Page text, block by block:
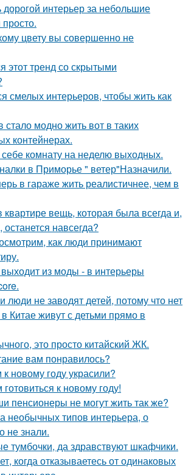
дорогой интерьер за небольшие
цвету вы совершенно не
этот тренд со скрытыми
смелых интерьеров, чтобы жить как
модно жить вот в таких
контейнерах.
комнату на неделю выходных.
в Приморье " ветер"Назначили.
в гараже жить реалистичнее, чем в
квартире вещь, которая была всегда и,
навсегда?
как люди принимают
из моды - в интерьеры
люди не заводят детей, потому что нет
Китае живут с детьми прямо в
это просто китайский ЖК.
вам понравилось?
новому году украсили?
к новому году!
пенсионеры не могут жить так же?
необычных типов интерьера, о
не знали.
тумбочки, да здравствуют шкафчики.
когда отказываетесь от одинаковых